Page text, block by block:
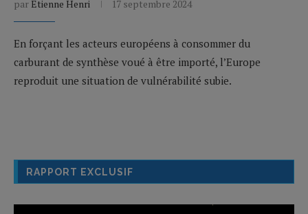
par Etienne Henri 17 septembre 2024
En forçant les acteurs européens à consommer du
carburant de synthèse voué à être importé, l’Europe
reproduit une situation de vulnérabilité subie.
RAPPORT EXCLUSIF